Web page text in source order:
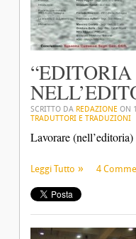
SCRITTO DA REDAZIONE ON
TRADUTTORI E TRADUZIONI
Lavorare
Leggi Tutto 4